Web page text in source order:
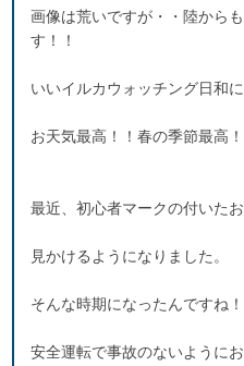
画像は荒いですが・・陸から
す！！
いいイルカウォッチング日和
お天気最高！！春の季節最高
最近、初心者マークの付いたお
見かけるようになりました。
そんな時期になったんですね！
安全運転で事故のないように